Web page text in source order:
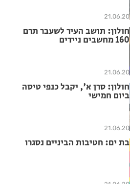
21.06.20
חולון: תושב העיר לשעבר תרם
160 מחשבים ניידים
21.06.20
חולון: סרן א', יקבל כנפי טיסה
ביום חמישי
21.06.20
בת ים: חטיבות הביניים נסגרו